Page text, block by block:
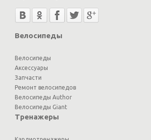
Велосипеды
Велосипеды
Аксессуары
Запчасти
Ремонт велосипедов
Велосипеды Author
Велосипеды Giant
Тренажеры